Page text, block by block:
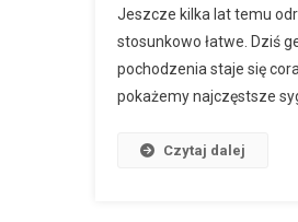
Jeszcze kilka lat temu
stosunkowo łatwe. Dziś
pochodzenia staje się
pokażemy najczęstsze
Czytaj dalej